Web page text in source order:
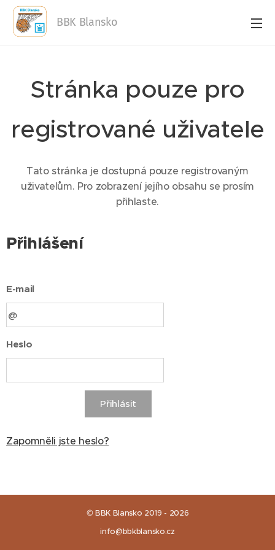
BBK Blansko
Stránka pouze pro
registrované uživatele
Tato stránka je dostupná pouze registrovaným
uživatelům. Pro zobrazení jejího obsahu se prosím
přihlaste.
Přihlášení
E-mail
Heslo
Přihlásit
Zapomněli jste heslo?
© BBK Blansko 2019 - 2026
info@bbkblansko.cz